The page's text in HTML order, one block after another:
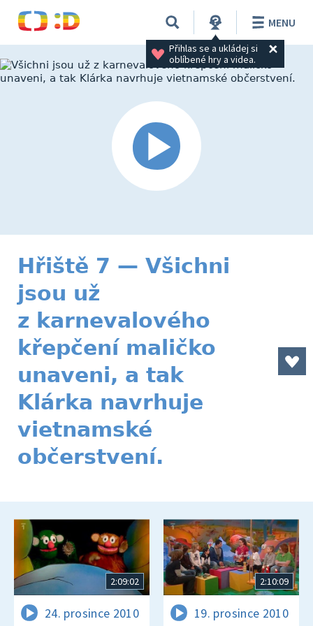
Přihlas se a ukládej si
oblíbené hry a videa.
MENU
Hřiště 7 — Všichni
jsou už
z karnevalového
křepčení maličko
unaveni, a tak
Klárka navrhuje
vietnamské
občerstvení.
2:09:02
24. prosince 2010
2:10:09
19. prosince 2010